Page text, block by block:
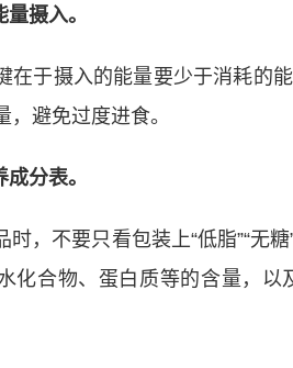
摄入。
在于摄入的能量要少于消耗的
，避免过度进食。
分表。
时，不要只看包装上“低脂”“无
化合物、蛋白质等的含量，